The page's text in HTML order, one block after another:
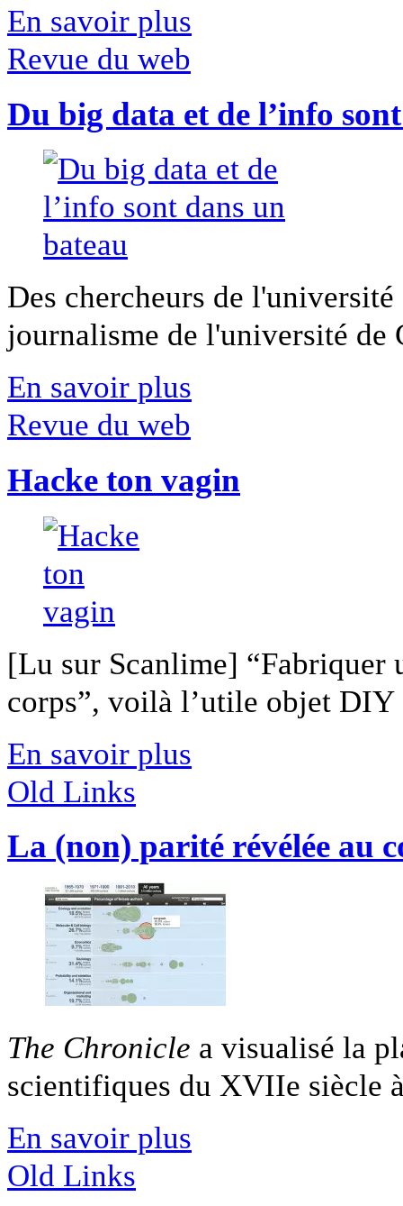
En savoir plus
Revue du web
Du big data et de l’info
Des chercheurs de
journalisme de l'université
En savoir plus
Revue du web
Hacke ton vagin
[Lu sur Scanlime] “Fabriquer
corps”, voilà l’utile objet
En savoir plus
Old Links
La (non) parité révélée au
The Chronicle a visualisé la
scientifiques du XVIIe siècle
En savoir plus
Old Links